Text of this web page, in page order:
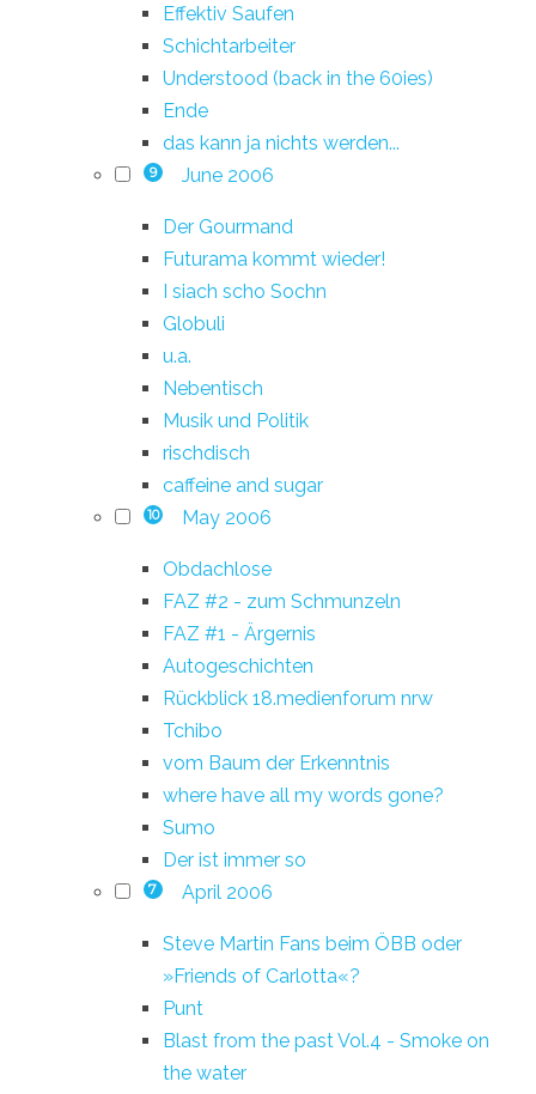
Effektiv Saufen
Schichtarbeiter
Understood (back in the 60ies)
Ende
das kann ja nichts werden...
9 June 2006
Der Gourmand
Futurama kommt wieder!
I siach scho Sochn
Globuli
u.a.
Nebentisch
Musik und Politik
rischdisch
caffeine and sugar
10 May 2006
Obdachlose
FAZ #2 - zum Schmunzeln
FAZ #1 - Ärgernis
Autogeschichten
Rückblick 18.medienforum nrw
Tchibo
vom Baum der Erkenntnis
where have all my words gone?
Sumo
Der ist immer so
7 April 2006
Steve Martin Fans beim ÖBB oder
»Friends of Carlotta«?
Punt
Blast from the past Vol.4 - Smoke on
the water